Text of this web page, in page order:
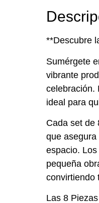
**Descubre
Sumérgete
vibrante
celebración.
ideal para
Cada set de
que
espacio.
pequeña
convirtiendo
Las 8